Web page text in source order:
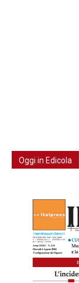
Oggi in Edicola